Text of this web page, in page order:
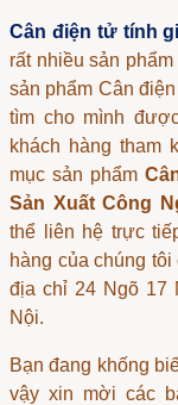
Cân điện tử tính
rất nhiều sản
sản phẩm Cân
tìm cho mình
khách hàng tham
mục sản phẩm
Sản Xuất Công
thể liên hệ trực
hàng của chúng
địa chỉ 24 Ngõ 17
Nội.
Bạn đang khống
vậy xin mời các